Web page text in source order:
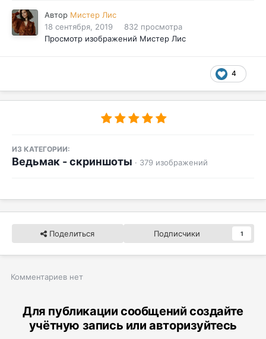
Автор Мистер Лис
18 сентября, 2019
832 просмотра
Просмотр изображений Мистер Лис
4
ИЗ КАТЕГОРИИ:
Ведьмак - скриншоты · 379 изображений
Поделиться Подписчики 1
Комментариев нет
Для публикации сообщений создайте
учётную запись или авторизуйтесь